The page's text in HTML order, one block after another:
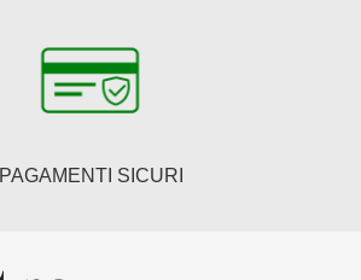
PAGAMENTI SICURI